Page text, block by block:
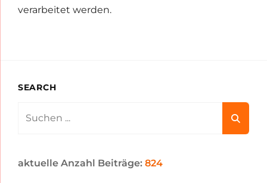
verarbeitet werden.
SEARCH
aktuelle Anzahl Beiträge: 824